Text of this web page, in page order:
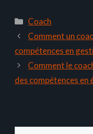
Catégories
Coach
Comment un
compétences en
Comment le
des compétences en